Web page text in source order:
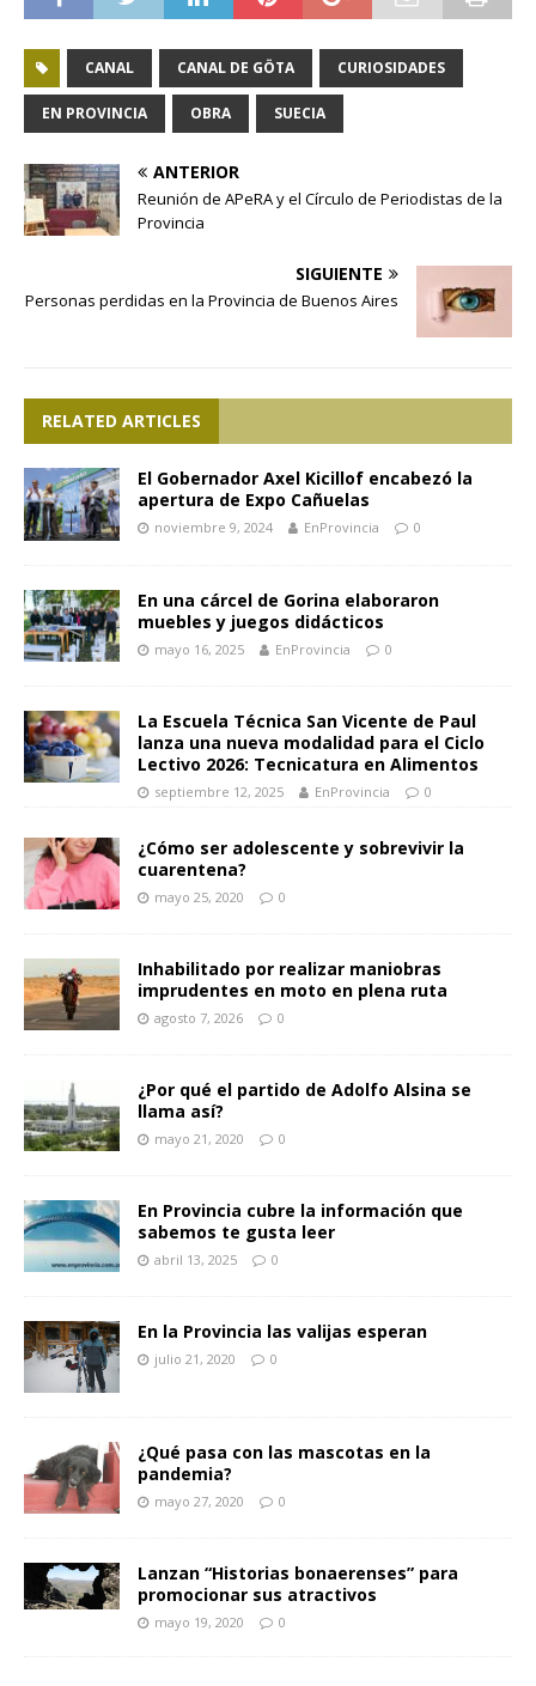
CANAL CANAL DE GÖTA CURIOSIDADES
EN PROVINCIA OBRA SUECIA
ANTERIOR
Reunión de APeRA y el Círculo de Periodistas de la
Provincia
SIGUIENTE
Personas perdidas en la Provincia de Buenos Aires
RELATED ARTICLES
El Gobernador Axel Kicillof encabezó la
apertura de Expo Cañuelas
noviembre 9, 2024 EnProvincia 0
En una cárcel de Gorina elaboraron
muebles y juegos didácticos
mayo 16, 2025 EnProvincia 0
La Escuela Técnica San Vicente de Paul
lanza una nueva modalidad para el Ciclo
Lectivo 2026: Tecnicatura en Alimentos
septiembre 12, 2025 EnProvincia 0
¿Cómo ser adolescente y sobrevivir la
cuarentena?
mayo 25, 2020 0
Inhabilitado por realizar maniobras
imprudentes en moto en plena ruta
agosto 7, 2026 0
¿Por qué el partido de Adolfo Alsina se
llama así?
mayo 21, 2020 0
En Provincia cubre la información que
sabemos te gusta leer
abril 13, 2025 0
En la Provincia las valijas esperan
julio 21, 2020 0
¿Qué pasa con las mascotas en la
pandemia?
mayo 27, 2020 0
Lanzan “Historias bonaerenses” para
promocionar sus atractivos
mayo 19, 2020 0